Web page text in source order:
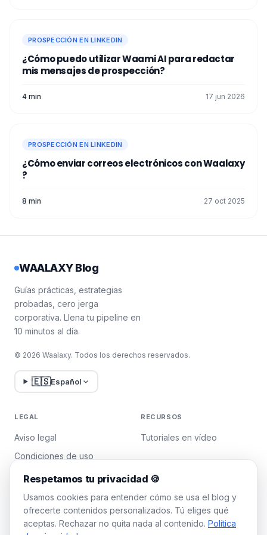
PROSPECCIÓN EN LINKEDIN
¿Cómo puedo utilizar Waami AI para redactar
mis mensajes de prospección?
4 min 17 jun 2026
PROSPECCIÓN EN LINKEDIN
¿Cómo enviar correos electrónicos con Waalaxy
?
8 min 27 oct 2025
WAALAXY Blog
Guías prácticas, estrategias
probadas, cero jerga
corporativa. Llena tu pipeline en
10 minutos al día.
© 2026 Waalaxy. Todos los derechos reservados.
🇪🇸Español
LEGAL
Aviso legal
Condiciones de uso
Política de privacidad
Gestionar cookies
RECURSOS
Tutoriales en vídeo
WAALAXY
Respetamos tu privacidad 🍪
Usamos cookies para entender cómo se usa el blog y
ofrecerte contenidos personalizados. Tú eliges qué
aceptas. Rechazar no quita nada al contenido. Política